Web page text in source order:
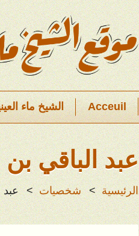
Acceuil الشيخ ماء
عبد الباقي
الرئيسية شخصيات عبد